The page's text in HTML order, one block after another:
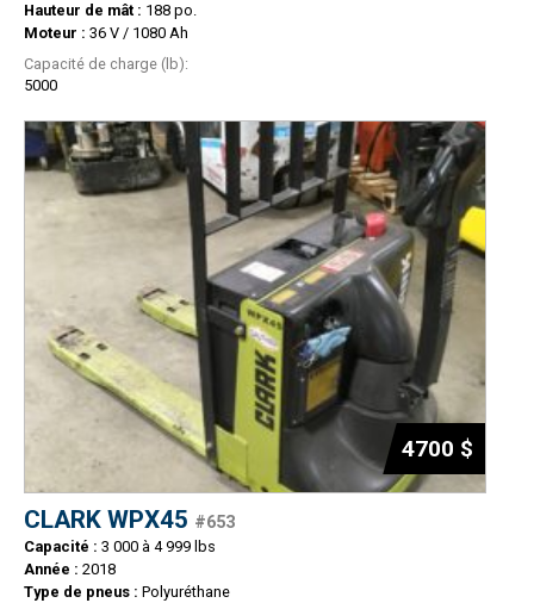
Hauteur de mât : 188 po.
Moteur : 36 V / 1080 Ah
Capacité de charge (lb):
5000
4700 $
CLARK WPX45 #653
Capacité : 3 000 à 4 999 lbs
Année : 2018
Type de pneus : Polyuréthane